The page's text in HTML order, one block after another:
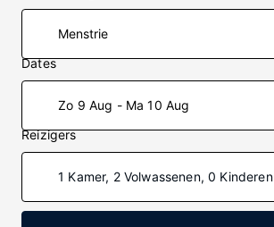
Dates
Zo 9 Aug - Ma 10 Aug
Reizigers
1 Kamer, 2 Volwassenen, 0 Kinderen